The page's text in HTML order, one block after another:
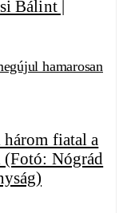
hamarosan